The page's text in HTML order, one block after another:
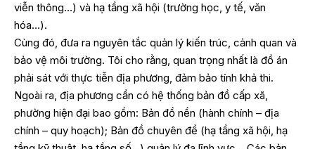
viễn thông…) và hạ tầng xã hội (trường học, y tế, văn
hóa…).
Cùng đó, đưa ra nguyên tắc quản lý kiến trúc, cảnh quan và
bảo vệ môi trường. Tôi cho rằng, quan trọng nhất là đồ án
phải sát với thực tiễn địa phương, đảm bảo tính khả thi.
Ngoài ra, địa phương cần có hệ thống bản đồ cấp xã,
phường hiện đại bao gồm: Bản đồ nền (hành chính – địa
chính – quy hoạch); Bản đồ chuyên đề (hạ tầng xã hội, hạ